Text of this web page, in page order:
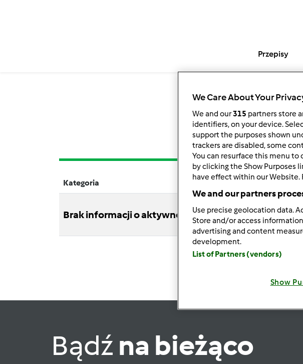
Przepisy
Kategoria Tytuł Autor
Brak informacji o aktywnościach
Bądź na bieżąco
We Care About Your
We and our315 partners store
identifiers, on your device.
support the purposes shown
trackers are disabled, some
You can resurface this menu
by clicking the Show Purposes
have effect within our Website.
We and our partners
Use precise geolocation data.
Store and/or access
advertising and content
development.
List of Partners (vendors)
Show